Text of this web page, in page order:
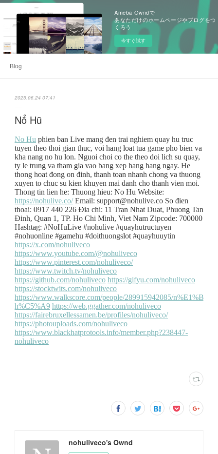
Ameba Owndで
あなただけのホームページやブログをつ
くろう
今すぐ試す
Blog
2025.06.24 07:41
Nổ Hũ
nohuliveco's Ownd